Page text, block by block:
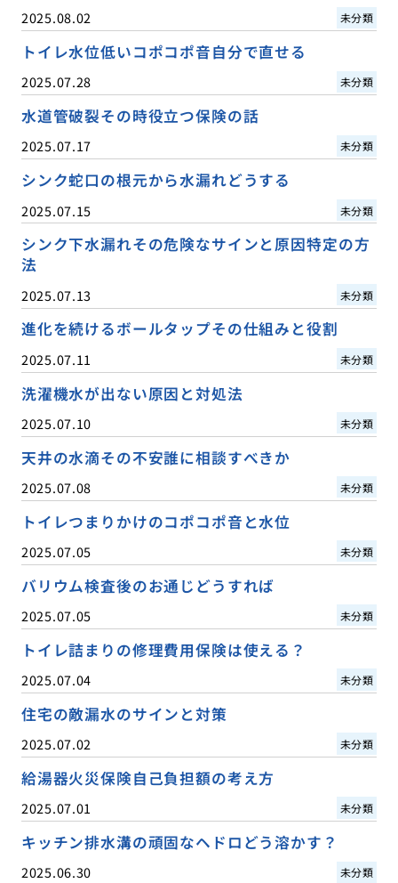
2025.08.02 未分類
トイレ水位低いコポコポ音自分で直せる
2025.07.28 未分類
水道管破裂その時役立つ保険の話
2025.07.17 未分類
シンク蛇口の根元から水漏れどうする
2025.07.15 未分類
シンク下水漏れその危険なサインと原因特定の方
法
2025.07.13 未分類
進化を続けるボールタップその仕組みと役割
2025.07.11 未分類
洗濯機水が出ない原因と対処法
2025.07.10 未分類
天井の水滴その不安誰に相談すべきか
2025.07.08 未分類
トイレつまりかけのコポコポ音と水位
2025.07.05 未分類
バリウム検査後のお通じどうすれば
2025.07.05 未分類
トイレ詰まりの修理費用保険は使える？
2025.07.04 未分類
住宅の敵漏水のサインと対策
2025.07.02 未分類
給湯器火災保険自己負担額の考え方
2025.07.01 未分類
キッチン排水溝の頑固なヘドロどう溶かす？
2025.06.30 未分類